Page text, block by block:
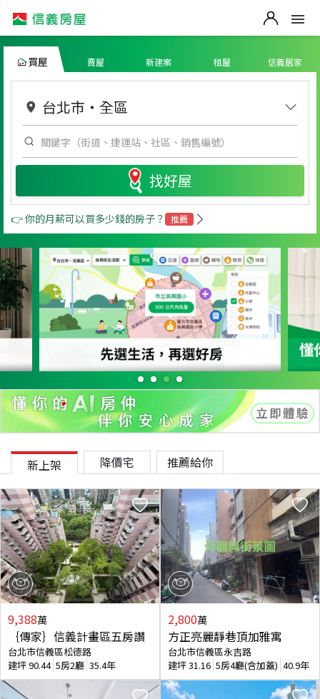
買屋 賣屋 新建案 租屋 信義居家
台北市 ・ 全區
找好屋
👉 你的月薪可以買多少錢的房子？ 推薦
新上架 降價宅 推薦給你
9,388萬
｛傳家｝信義計畫區五房讚
台北市信義區松德路
建坪90.44 5房2廳 35.4年
2,800萬
方正亮麗靜巷頂加雅寓
台北市信義區永吉路
建坪31.16 5房4廳(含加蓋) 40.9年